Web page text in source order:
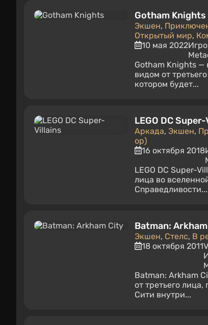
Gotham Knights
Экшен,
Открытый мир,
10 мая 2022
Gotham Knights —
видом от
котором будет...
LEGO DC
Аркада, Экшен,
op)
16 октября 2018
LEGO DC Super-
лица во
Справедливости...
Batman:
Экшен, Стелс, В
18 октября 2011
Batman: Arkham
от третьего
Сити внутри...